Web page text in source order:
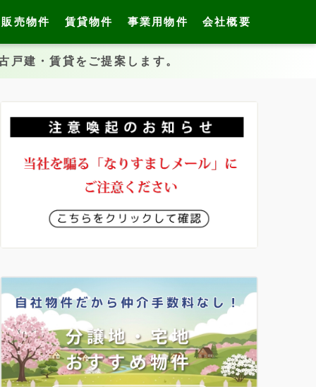
販売物件 賃貸物件 事業用物件 会社概要
戸建・賃貸をご提案します。